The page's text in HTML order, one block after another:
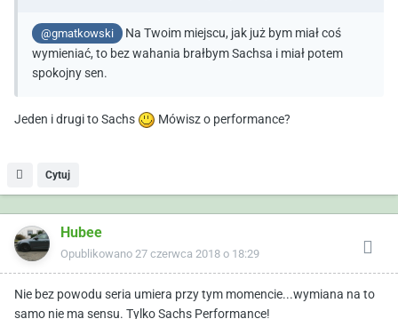
@gmatkowski
Na Twoim miejscu, jak już bym miał coś
wymieniać, to bez wahania brałbym Sachsa i miał potem
spokojny sen.
Jeden i drugi to Sachs Mówisz o performance?
Cytuj
Hubee
Opublikowano 27 czerwca 2018 o 18:29
Nie bez powodu seria umiera przy tym momencie...wymiana na to
samo nie ma sensu. Tylko Sachs Performance!